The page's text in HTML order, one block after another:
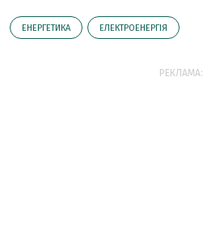
ЕНЕРГЕТИКА ЕЛЕКТРОЕНЕРГІЯ
РЕКЛАМА: